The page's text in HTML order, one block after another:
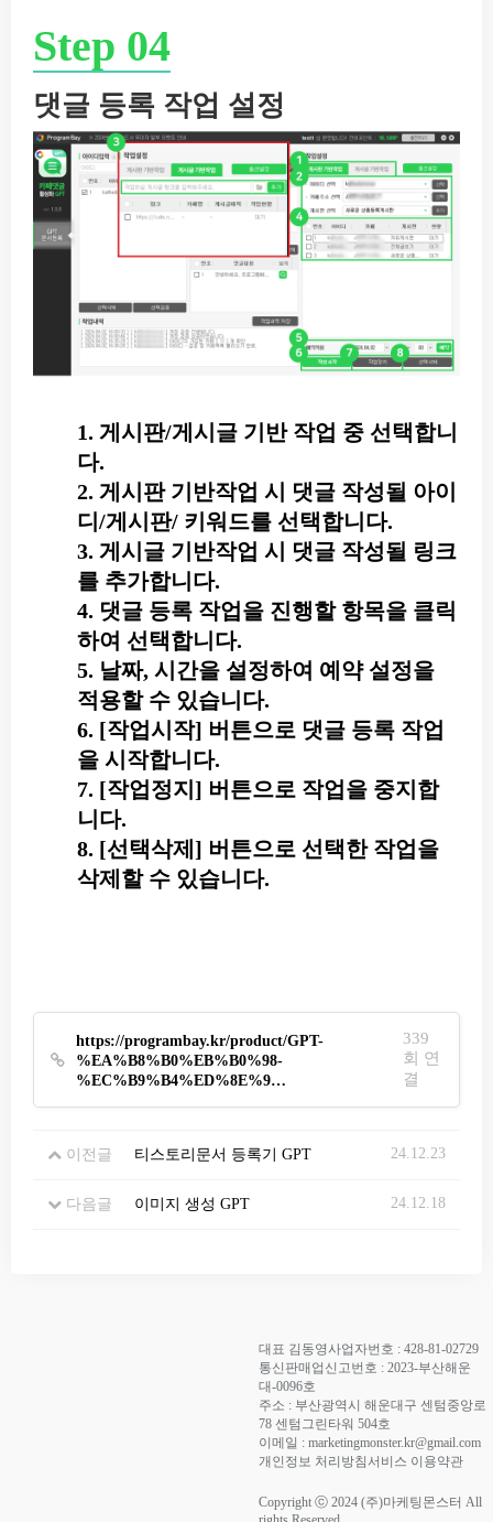
Step 04
댓글 등록 작업 설정
1. 게시판/게시글 기반 작업 중 선택합니
다.
2. 게시판 기반작업 시 댓글 작성될 아이
디/게시판/ 키워드를 선택합니다.
3. 게시글 기반작업 시 댓글 작성될 링크
를 추가합니다.
4. 댓글 등록 작업을 진행할 항목을 클릭
하여 선택합니다.
5. 날짜, 시간을 설정하여 예약 설정을
적용할 수 있습니다.
6. [작업시작] 버튼으로 댓글 등록 작업
을 시작합니다.
7. [작업정지] 버튼으로 작업을 중지합
니다.
8. [선택삭제] 버튼으로 선택한 작업을
삭제할 수 있습니다.
https://programbay.kr/product/GPT-
%EA%B8%B0%EB%B0%98-
%EC%B9%B4%ED%8E%9…
339
회 연
결
이전글 티스토리문서 등록기 GPT 24.12.23
다음글 이미지 생성 GPT 24.12.18
대표 김동영사업자번호 : 428-81-02729
통신판매업신고번호 : 2023-부산해운
대-0096호
주소 : 부산광역시 해운대구 센텀중앙로
78 센텀그린타워 504호
이메일 : marketingmonster.kr@gmail.com
개인정보 처리방침 서비스 이용약관
Copyright ⓒ 2024 (주)마케팅몬스터 All